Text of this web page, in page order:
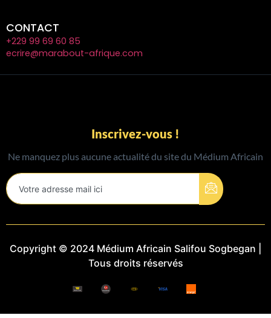
CONTACT
+229 99 69 60 85
ecrire@marabout-afrique.com
Inscrivez-vous !
Ne manquez plus aucune actualité du site du Médium Africain
Copyright © 2024 Médium Africain Salifou Sogbegan |
Tous droits réservés